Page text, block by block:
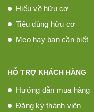
Hiểu về hữu cơ
Tiêu dùng hữu cơ
Mẹo hay bạn cần biết
HỖ TRỢ KHÁCH HÀNG
Hướng dẫn mua hàng
Đăng ký thành viên